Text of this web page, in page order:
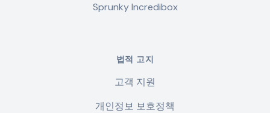
Sprunky Incredibox
법적 고지
고객 지원
개인정보 보호정책